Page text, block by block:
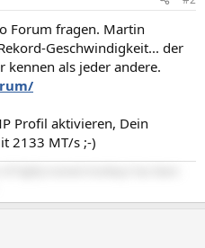
Forum fragen. Martin
Geschwindigkeit... der
kennen als jeder andere.
Profil aktivieren, Dein
2133 MT/s ;-)